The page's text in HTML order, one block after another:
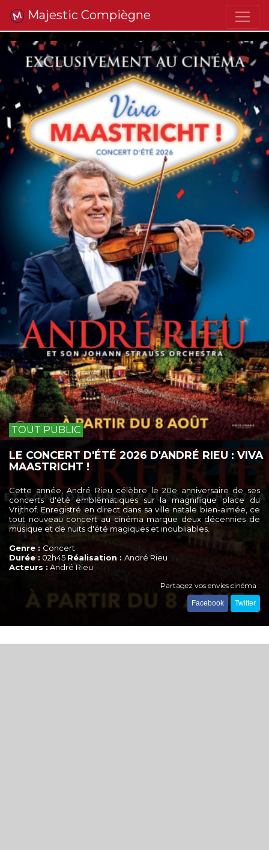
Majestic Compiègne
TOUT PUBLIC
LE CONCERT D'ÉTÉ 2026 D'ANDRÉ RIEU : VIVA
MAASTRICHT !
Cette année, André Rieu célèbre le 20e anniversaire de ses
concerts d'été emblématiques sur la magnifique place du
Vrijthof. Enregistré en direct dans sa ville natale bien-aimée, ce
tout nouveau concert au cinéma marque deux décennies de
musique et de nuits d'été magiques et inoubliables.
Genre : Concert
Durée : 02h45 Réalisation : André Rieu
Acteurs : André Rieu
Partagez vos envies cinéma :
Facebook Twitter